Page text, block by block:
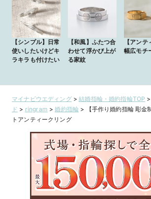
【シンプル】日常
使いしたいけどキ
ラキラも付けたい
【和風】ふたつ合
わせて浮かび上が
る家紋
【アンテ
幅広モチ
マイナビウエディング>結婚指輪・婚約指輪TOP >
ド > ringram >婚約指輪 >
【手作り婚約指輪 彫
トアンティークリング